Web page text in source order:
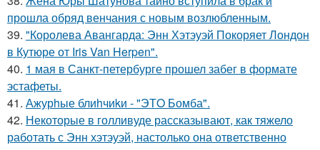
прошла обряд венчания с новым возлюбленным.
39. "Королева Авангарда: Энн Хэтэуэй Покоряет Лондон
в Кутюре от Iris Van Herpen".
40. 1 мая в Санкт-петербурге прошел забег в формате
эстафеты.
41. Ажурhые блиhчиkи - "ЭТO Бомба".
42. Некоторые в голливуде рассказывают, как тяжело
работать с Энн хэтэуэй, настолько она ответственно